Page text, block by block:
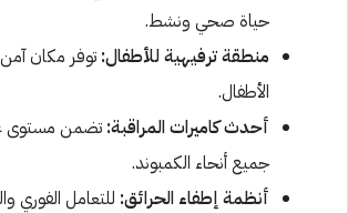
حياة صحي ونشط.
منطقة ترفيهية للأطفال: توفر مكان
الأطفال.
أحدث كاميرات المراقبة: تضمن مستوى
جميع أنحاء الكمبوند.
أنظمة إطفاء الحرائق: للتعامل الفوري